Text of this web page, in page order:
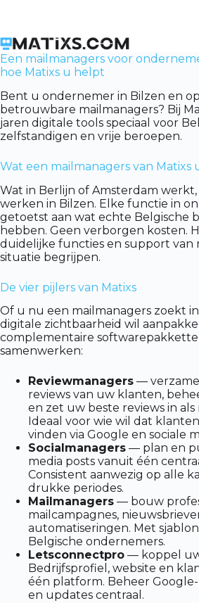
Een mailmanagers voor
hoe Matixs u helpt
Bent u ondernemer in Bilzen en
betrouwbare mailmanagers? Bij
jaren digitale tools speciaal voor
zelfstandigen en vrije beroepen.
Wat een mailmanagers van Matixs
Wat in Berlijn of Amsterdam
werken in Bilzen. Elke functie in
getoetst aan wat echte Belgische
hebben. Geen verborgen kosten.
duidelijke functies en support van
situatie begrijpen.
De vier pijlers van Matixs
Of u nu een mailmanagers zoekt
digitale zichtbaarheid wil
complementaire
samenwerken:
Reviewmanagers —
reviews van uw klanten,
en zet uw beste reviews in
Ideaal voor wie wil dat
vinden via Google en sociale
Socialmanagers — plan en
media posts vanuit één
Consistent aanwezig op alle
drukke periodes.
Mailmanagers — bouw
mailcampagnes,
automatiseringen. Met
Belgische ondernemers.
Letsconnectpro — koppel
Bedrijfsprofiel, website en
één platform. Beheer
en updates centraal.